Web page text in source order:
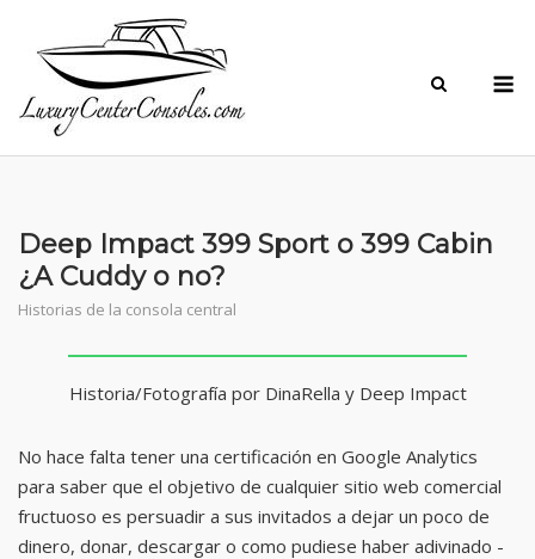
content
Deep Impact 399 Sport o 399 Cabin
¿A Cuddy o no?
Historias de la consola central
Historia/Fotografía por DinaRella y Deep Impact
No hace falta tener una certificación en Google Analytics
para saber que el objetivo de cualquier sitio web comercial
fructuoso es persuadir a sus invitados a dejar un poco de
dinero, donar, descargar o como pudiese haber adivinado -